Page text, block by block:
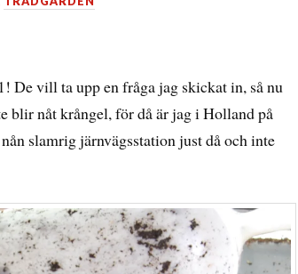
De vill ta upp en fråga jag skickat in, så nu
blir nåt krångel, för då är jag i Holland på
slamrig järnvägsstation just då och inte